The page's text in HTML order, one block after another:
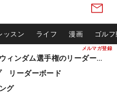
メルマガ登録
ッスン ライフ 漫画 ゴル
松山英樹ら出場 ウィンダム選手権のリーダーボード
リーダーボード
グ